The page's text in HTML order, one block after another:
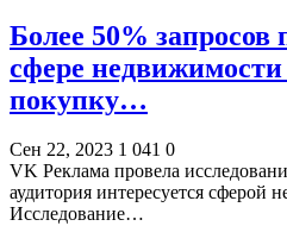
Более 50% запросов
сфере недвижимости
покупку…
Сен 22, 2023 1 041 0
VK Реклама провела
аудитория интересуется сферой
Исследование…